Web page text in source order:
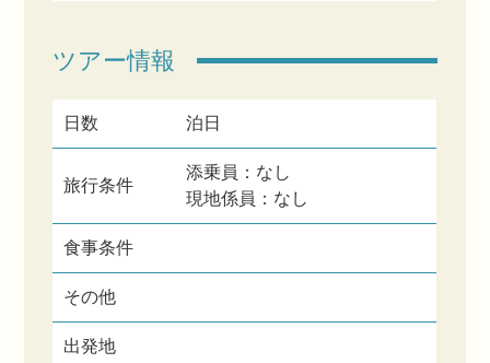
ツアー情報
日数 泊日
旅行条件
添乗員：なし
現地係員：なし
食事条件
その他
出発地